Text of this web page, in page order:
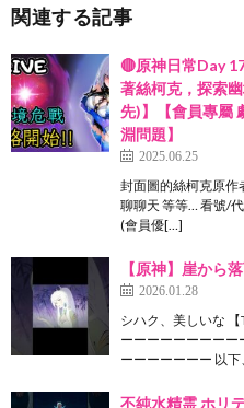
関連する記事
🔴原神日常Day
著絲柯克，探索
先)】【會員專屬
淵問題】
2025.06.25
封面圖的絲柯克原作
聊聊天 等等… 看號/
(會員優[…]
【原神】崖から
2026.01.28
シハク、美しいな
ーーーーーーーー
ーーーーーーー 以
不純水精霊 ホリ